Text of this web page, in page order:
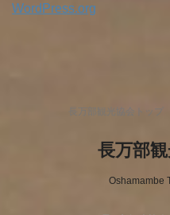
WordPress.org
長万部観光協会トップ
長万部
Oshamambe